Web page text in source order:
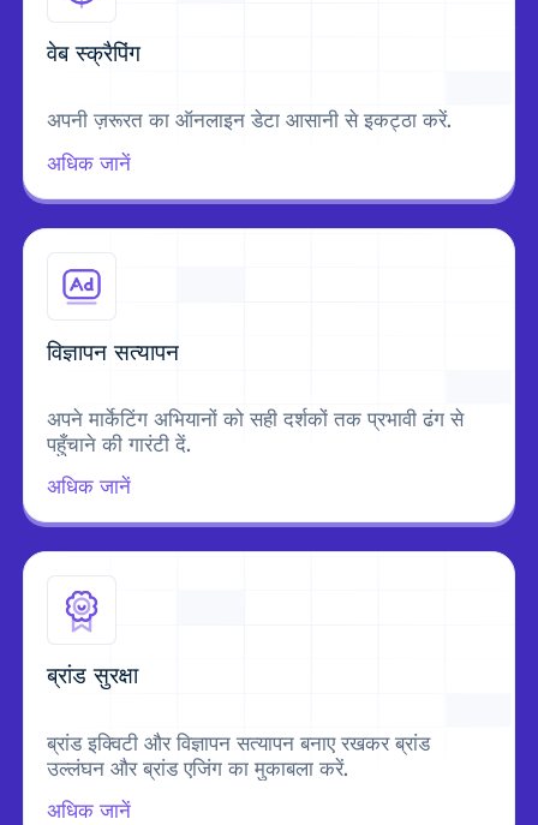
वेब स्क्रैपिंग
अपनी ज़रूरत का ऑनलाइन डेटा आसानी से इकट्ठा करें.
अधिक जानें
विज्ञापन सत्यापन
अपने मार्केटिंग अभियानों को सही दर्शकों तक प्रभावी ढंग से
पहुँचाने की गारंटी दें.
अधिक जानें
ब्रांड सुरक्षा
ब्रांड इक्विटी और विज्ञापन सत्यापन बनाए रखकर ब्रांड
उल्लंघन और ब्रांड एजिंग का मुकाबला करें.
अधिक जानें